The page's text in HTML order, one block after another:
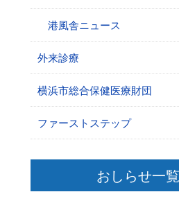
港風舎ニュース
外来診療
横浜市総合保健医療財団
ファーストステップ
おしらせ一覧